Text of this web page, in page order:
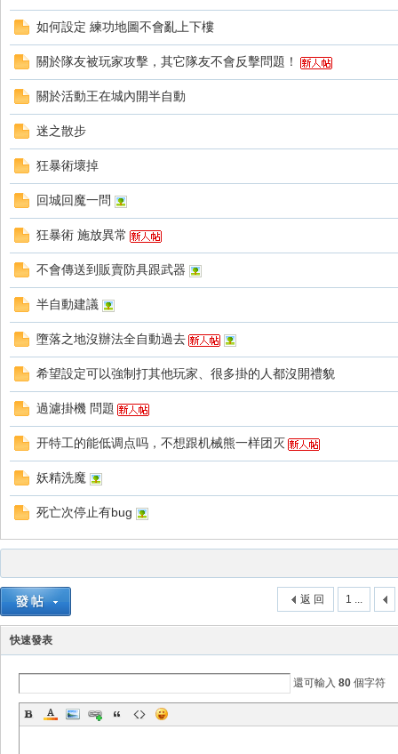
如何設定 練功地圖不會亂上下樓
關於隊友被玩家攻擊，其它隊友不會反擊問題！
關於活動王在城內開半自動
迷之散步
狂暴術壞掉
回城回魔一問
狂暴術 施放異常
不會傳送到販賣防具跟武器
半自動建議
墮落之地沒辦法全自動過去
希望設定可以強制打其他玩家、很多掛的人都沒開禮貌
過濾掛機 問題
开特工的能低调点吗，不想跟机械熊一样团灭
妖精洗魔
死亡次停止有bug
1 ...
返 回
快速發表
還可輸入 80 個字符